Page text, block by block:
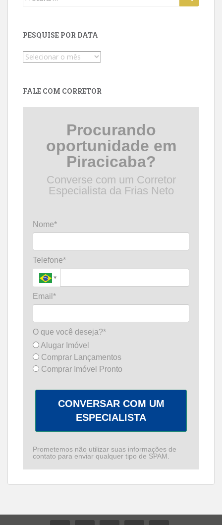
PESQUISE POR DATA
Pesquise
FALE COM CORRETOR
Procurando
oportunidade em
Piracicaba?
Converse com um Corretor
Especialista da Frias Neto
Nome*
Telefone*
Email*
O que você deseja?*
Alugar Imóvel
Comprar Lançamentos
Comprar Imóvel Pronto
CONVERSAR COM UM
ESPECIALISTA
Prometemos não utilizar suas informações de
contato para enviar qualquer tipo de SPAM.